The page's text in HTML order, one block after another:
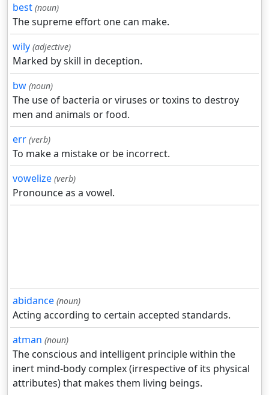
best (noun)
The supreme effort one can make.
wily (adjective)
Marked by skill in deception.
bw (noun)
The use of bacteria or viruses or toxins to destroy
men and animals or food.
err (verb)
To make a mistake or be incorrect.
vowelize (verb)
Pronounce as a vowel.
abidance (noun)
Acting according to certain accepted standards.
atman (noun)
The conscious and intelligent principle within the
inert mind-body complex (irrespective of its physical
attributes) that makes them living beings.